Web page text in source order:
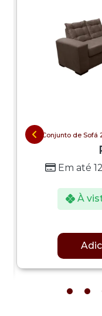
Conjunto de Sofá
Em até
À